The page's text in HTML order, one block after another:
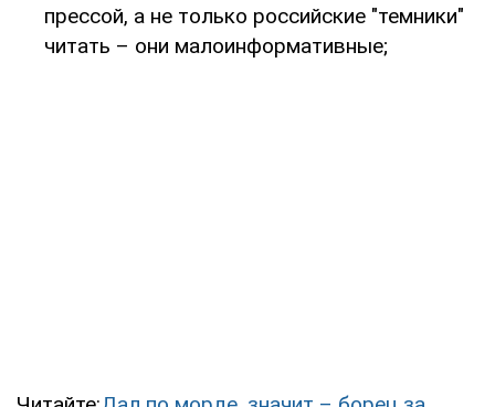
прессой, а не только российские "темники"
читать – они малоинформативные;